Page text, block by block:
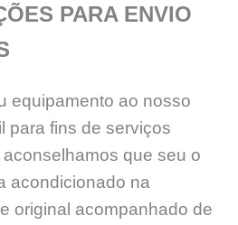
PARA ENVIO
equipamento ao nosso
para fins de serviços
que seu o
acondicionado na
original acompanhado de